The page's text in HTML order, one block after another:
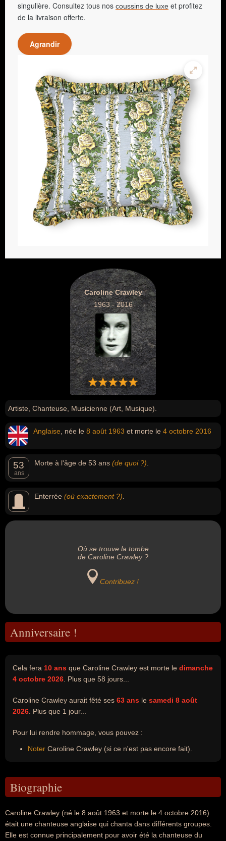
singulière. Consultez tous nos coussins de luxe et profitez
de la livraison offerte.
Agrandir
Caroline Crawley
1963 - 2016
Artiste, Chanteuse, Musicienne (Art, Musique).
Anglaise , née le 8 août 1963 et morte le 4 octobre 2016
53
ans
Morte à l'âge de 53 ans (de quoi ?)
Enterrée (où exactement ?)
Où se trouve la tombe
de Caroline Crawley ?
Contribuez !
Anniversaire !
Cela fera 10 ans que Caroline Crawley est morte le dimanche
4 octobre 2026 . Plus que 58 jours...
Caroline Crawley aurait fêté ses 63 ans le samedi 8 août
2026 . Plus que 1 jour...
Pour lui rendre hommage, vous pouvez :
Noter Caroline Crawley (si ce n'est pas encore fait).
Biographie
Caroline Crawley (né le 8 août 1963 et morte le 4 octobre 2016)
était une chanteuse anglaise qui chanta dans différents groupes.
Elle est connue principalement pour avoir été la chanteuse du